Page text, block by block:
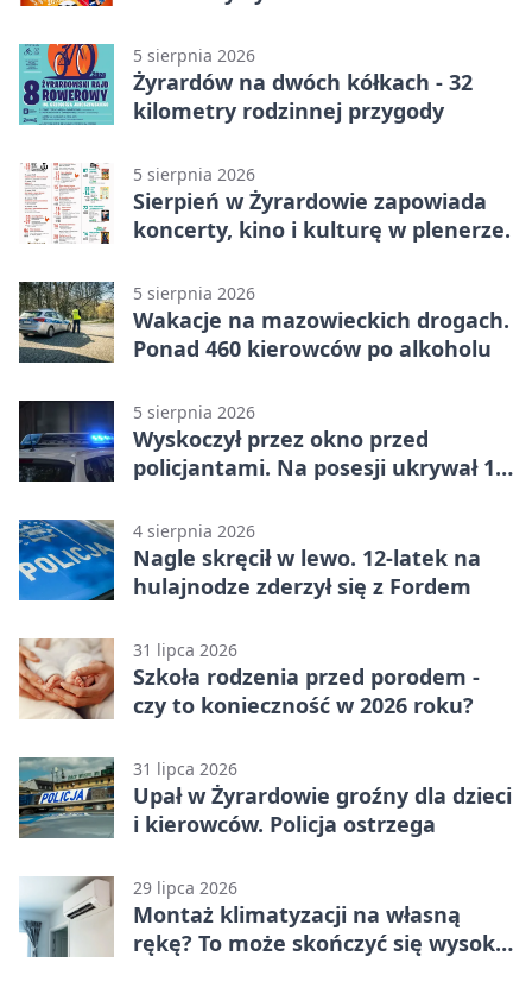
5 sierpnia 2026
Żyrardów na dwóch kółkach - 32
kilometry rodzinnej przygody
5 sierpnia 2026
Sierpień w Żyrardowie zapowiada
koncerty, kino i kulturę w plenerze.
5 sierpnia 2026
Wakacje na mazowieckich drogach.
Ponad 460 kierowców po alkoholu
5 sierpnia 2026
Wyskoczył przez okno przed
policjantami. Na posesji ukrywał 12
4 sierpnia 2026
Nagle skręcił w lewo. 12-latek na
hulajnodze zderzył się z Fordem
31 lipca 2026
Szkoła rodzenia przed porodem -
czy to konieczność w 2026 roku?
31 lipca 2026
Upał w Żyrardowie groźny dla dzieci
i kierowców. Policja ostrzega
29 lipca 2026
Montaż klimatyzacji na własną
rękę? To może skończyć się wysoką